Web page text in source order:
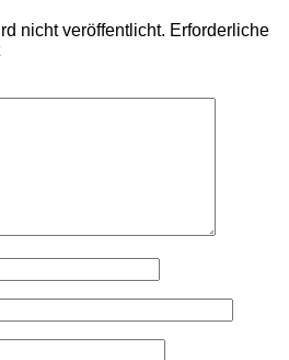
nicht veröffentlicht. Erforderliche